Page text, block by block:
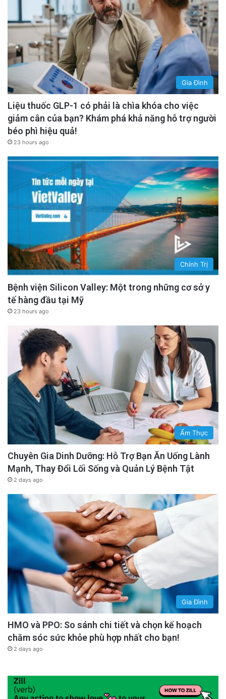
Gia Đình
Liệu thuốc GLP-1 có phải là chìa khóa cho việc
giảm cân của bạn? Khám phá khả năng hỗ trợ người
béo phì hiệu quả!
23 hours ago
Chính Trị
Bệnh viện Silicon Valley: Một trong những cơ sở y
tế hàng đầu tại Mỹ
23 hours ago
Ẩm Thực
Chuyên Gia Dinh Dưỡng: Hỗ Trợ Bạn Ăn Uống Lành
Mạnh, Thay Đổi Lối Sống và Quản Lý Bệnh Tật
2 days ago
Gia Đình
HMO và PPO: So sánh chi tiết và chọn kế hoạch
chăm sóc sức khỏe phù hợp nhất cho bạn!
2 days ago